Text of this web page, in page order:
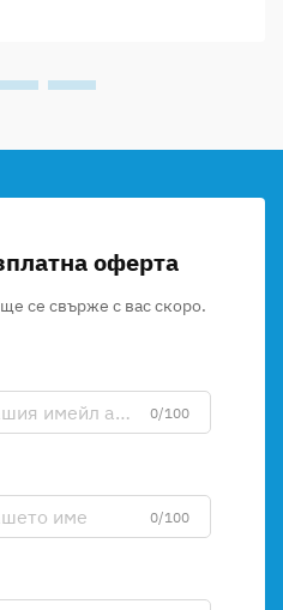
оферта
се свърже с вас скоро.
0/100
0/100